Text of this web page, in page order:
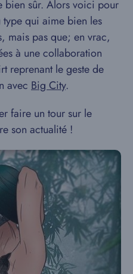
bien sûr. Alors voici pour
qui aime bien les
mais pas que; en vrac,
à une collaboration
reprenant le geste de
avec Big City.
faire un tour sur le
son actualité !